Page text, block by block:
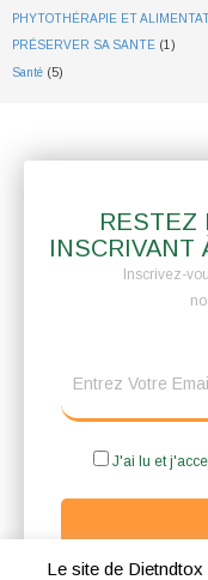
PHYTOTHÉRAPIE ET
PRÉSERVER SA SANTE (1)
Santé (5)
RESTEZ
INSCRIVANT
Inscrivez-
J'ai lu et
Le site de